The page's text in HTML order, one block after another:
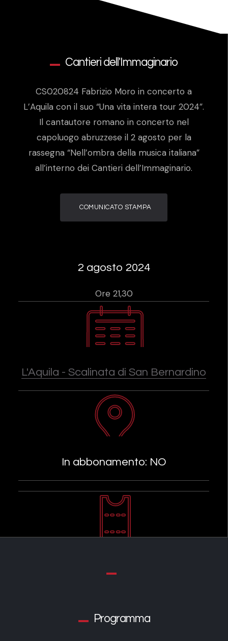
Cantieri dell'Immaginario
CS020824 Fabrizio Moro in concerto a
L’Aquila con il suo “Una vita intera tour 2024”.
Il cantautore romano in concerto nel
capoluogo abruzzese il 2 agosto per la
rassegna “Nell’ombra della musica italiana”
all’interno dei Cantieri dell’Immaginario.
COMUNICATO STAMPA
2 agosto 2024
Ore 21,30
L'Aquila - Scalinata di San Bernardino
In abbonamento: NO
Programma